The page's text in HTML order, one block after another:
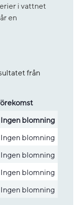
i vattnet
en
från
Ingen blomning
Ingen blomning
Ingen blomning
Ingen blomning
Ingen blomning